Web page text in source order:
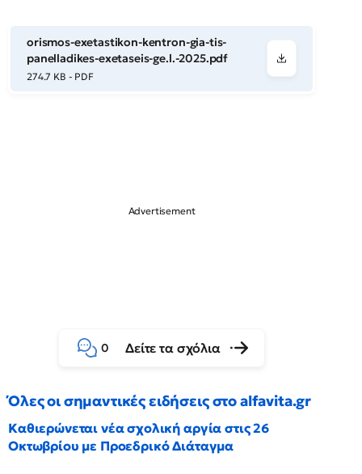
orismos-exetastikon-kentron-gia-tis-
panelladikes-exetaseis-ge.l.-2025.pdf
274.7 KB - PDF
0 Δείτε τα σχόλια
Όλες οι σημαντικές ειδήσεις στο alfavita.gr
Καθιερώνεται νέα σχολική αργία στις 26
Οκτωβρίου με Προεδρικό Διάταγμα